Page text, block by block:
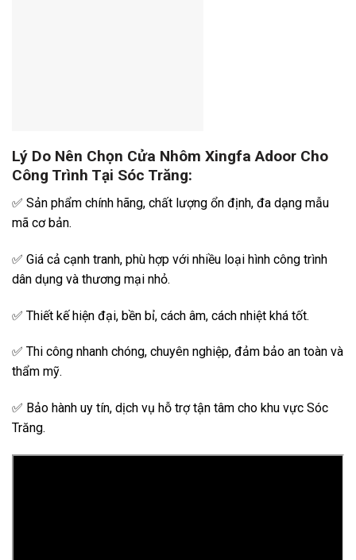
Lý Do Nên Chọn Cửa Nhôm Xingfa Adoor Cho
Công Trình Tại Sóc Trăng:
✅ Sản phẩm chính hãng, chất lượng ổn định, đa dạng mẫu
mã cơ bản.
✅ Giá cả cạnh tranh, phù hợp với nhiều loại hình công trình
dân dụng và thương mại nhỏ.
✅ Thiết kế hiện đại, bền bỉ, cách âm, cách nhiệt khá tốt.
✅ Thi công nhanh chóng, chuyên nghiệp, đảm bảo an toàn và
thẩm mỹ.
✅ Bảo hành uy tín, dịch vụ hỗ trợ tận tâm cho khu vực Sóc
Trăng.